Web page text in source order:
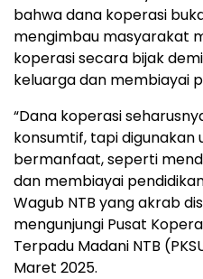
bahwa dana koperasi
mengimbau masyarakat
koperasi secara bijak
keluarga dan membiayai
“Dana koperasi
konsumtif, tapi digunakan
bermanfaat, seperti
dan membiayai
Wagub NTB yang akrab
mengunjungi Pusat
Terpadu Madani NTB
Maret 2025.